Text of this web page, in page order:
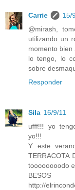
Carrie
15/
@mirash,
utilizando un
momento bien
lo tengo, lo
sobre
Responder
Sila 16/9/11
ufff!!! yo
yo!!!
Y este
TERRACOTA
toooooooodo
BESOS
http://